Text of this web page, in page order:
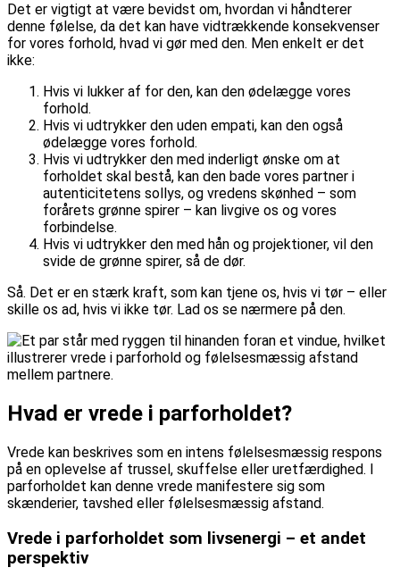
Det er vigtigt at være bevidst om, hvordan vi håndterer
denne følelse, da det kan have vidtrækkende konsekvenser
for vores forhold, hvad vi gør med den. Men enkelt er det
ikke:
Hvis vi lukker af for den, kan den ødelægge vores
forhold.
Hvis vi udtrykker den uden empati, kan den også
ødelægge vores forhold.
Hvis vi udtrykker den med inderligt ønske om at
forholdet skal bestå, kan den bade vores partner i
autenticitetens sollys, og vredens skønhed – som
forårets grønne spirer – kan livgive os og vores
forbindelse.
Hvis vi udtrykker den med hån og projektioner, vil den
svide de grønne spirer, så de dør.
Så. Det er en stærk kraft, som kan tjene os, hvis vi tør – eller
skille os ad, hvis vi ikke tør. Lad os se nærmere på den.
Hvad er vrede i parforholdet?
Vrede kan beskrives som en intens følelsesmæssig respons
på en oplevelse af trussel, skuffelse eller uretfærdighed. I
parforholdet kan denne vrede manifestere sig som
skænderier, tavshed eller følelsesmæssig afstand.
Vrede i parforholdet som livsenergi – et andet
perspektiv